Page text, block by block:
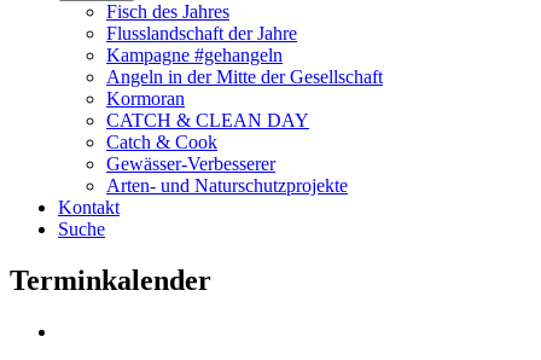
Fisch des Jahres
Flusslandschaft der Jahre
Kampagne #gehangeln
Angeln in der Mitte der Gesellschaft
Kormoran
CATCH & CLEAN DAY
Catch & Cook
Gewässer-Verbesserer
Arten- und Naturschutzprojekte
Kontakt
Suche
Terminkalender